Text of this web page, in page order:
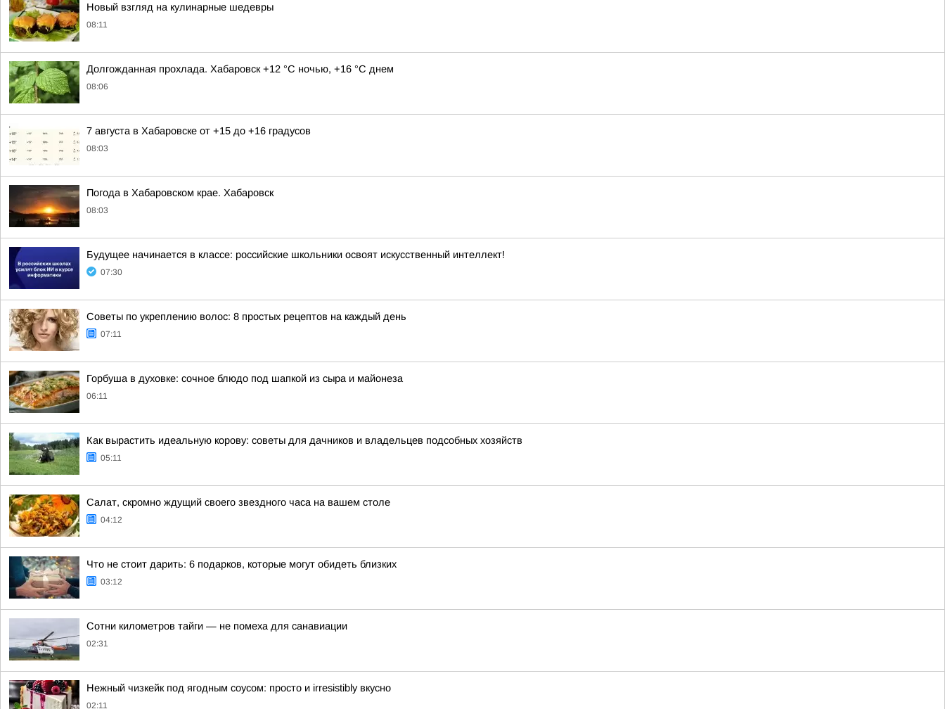
Новый взгляд на кулинарные шедевры
08:11
Долгожданная прохлада. Хабаровск +12 °C ночью, +16 °C днем
08:06
7 августа в Хабаровске от +15 до +16 градусов
08:03
Погода в Хабаровском крае. Хабаровск
08:03
Будущее начинается в классе: российские школьники освоят искусственный интеллект!
07:30
Советы по укреплению волос: 8 простых рецептов на каждый день
07:11
Горбуша в духовке: сочное блюдо под шапкой из сыра и майонеза
06:11
Как вырастить идеальную корову: советы для дачников и владельцев подсобных хозяйств
05:11
Салат, скромно ждущий своего звездного часа на вашем столе
04:12
Что не стоит дарить: 6 подарков, которые могут обидеть близких
03:12
Сотни километров тайги — не помеха для санавиации
02:31
Нежный чизкейк под ягодным соусом: просто и irresistibly вкусно
02:11